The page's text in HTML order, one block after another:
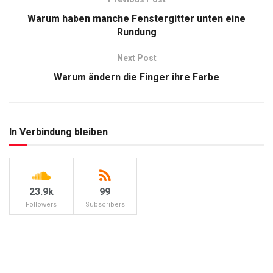
Warum haben manche Fenstergitter unten eine
Rundung
Next Post
Warum ändern die Finger ihre Farbe
In Verbindung bleiben
23.9k
Followers
99
Subscribers